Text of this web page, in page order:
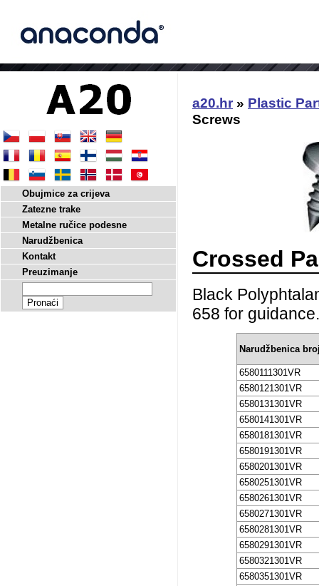
a20.hr » Plastic
Screws
Crossed
Black
658 for guidance.
Narudžbenica
6580111301VR
6580121301VR
6580131301VR
6580141301VR
6580181301VR
6580191301VR
6580201301VR
6580251301VR
6580261301VR
6580271301VR
6580281301VR
6580291301VR
6580321301VR
6580351301VR
Obujmice za crijeva
Zatezne trake
Metalne ručice podesne
Narudžbenica
Kontakt
Preuzimanje